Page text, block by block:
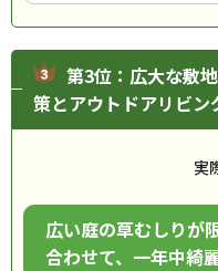
第3位：広大な敷
策とアウトドアリビン
実
広い庭の草むしりが
合わせて、一年中綺